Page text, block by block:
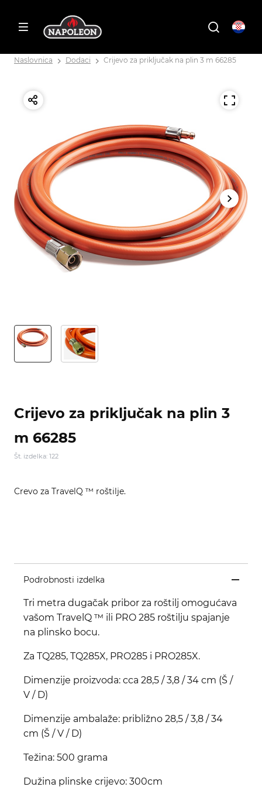
Naslovnica Dodaci Crijevo za priključak na plin 3 m 66285
Crijevo za priključak na plin 3
m 66285
Št. izdelka: 122
Crevo za TravelQ ™ roštilje.
Podrobnosti izdelka
Tri metra dugačak pribor za roštilj omogućava
vašom TravelQ ™ ili PRO 285 roštilju spajanje
na plinsko bocu.
Za TQ285, TQ285X, PRO285 i PRO285X.
Dimenzije proizvoda: cca 28,5 / 3,8 / 34 cm (Š /
V / D)
Dimenzije ambalaže: približno 28,5 / 3,8 / 34
cm (Š / V / D)
Težina: 500 grama
Dužina plinske crijevo: 300cm